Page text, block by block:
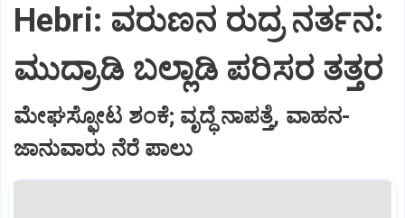
Hebri: ವರುಣನ ರುದ್ರ ನರ್ತನ:
ಮುದ್ರಾಡಿ ಬಲ್ಲಾಡಿ ಪರಿಸರ ತತ್ತರ
ಮೇಘಸ್ಫೋಟ ಶಂಕೆ; ವೃದ್ಧೆ ನಾಪತ್ತೆ, ವಾಹನ-
ಜಾನುವಾರು ನೆರೆ ಪಾಲು